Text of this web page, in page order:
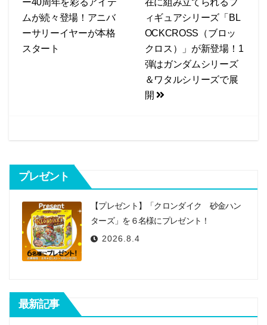
e
b
o
e
稿
ナ
ビ
ィギュアシリーズ「BL
OCKCROSS（ブロッ
クロス）」が新登場！1
弾はガンダムシリーズ
＆ワタルシリーズで展
開
ムが続々登場！アニバ
ーサリーイヤーが本格
スタート
プレゼント
【プレゼント】「クロンダイク 砂金ハン
ターズ」を６名様にプレゼント！
2026.8.4
最新記事